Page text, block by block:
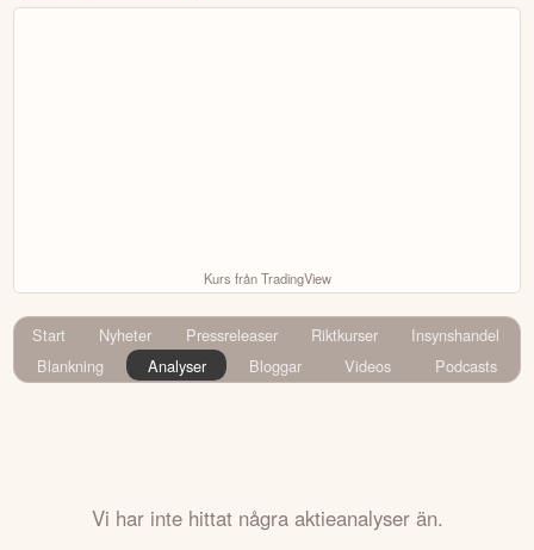
Kurs från TradingView
Start Nyheter Pressreleaser Riktkurser
Insynshandel
Blankning
Analyser Bloggar Videos Podcasts
Vi har inte hittat några aktieanalyser än.